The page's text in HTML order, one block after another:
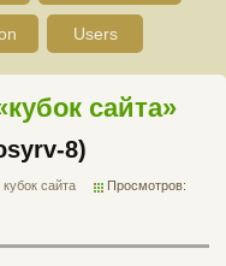
Users
сайта»
8)
кубок сайта
Просмотров: